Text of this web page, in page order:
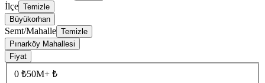
İlçe Temizle
Büyükorhan
Semt/Mahalle Temizle
Pınarköy Mahallesi
Fiyat
0 ₺50M+ ₺